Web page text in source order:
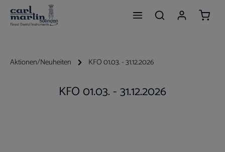
Zum Hauptinhalt springen
Aktionen/Neuheiten KFO 01.03. - 31.12.2026
KFO 01.03. - 31.12.2026